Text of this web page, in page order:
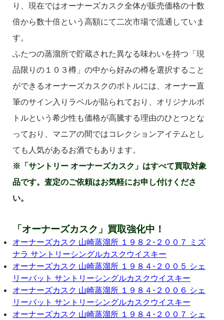
り、現在ではオーナーズカスク全体が販売価格の十数
倍から数十倍という高額にて二次市場で流通していま
す。
ふたつの蒸溜所で貯蔵された異なる味わいを持つ「現
品限りの１０３樽」の中から好みの樽を選択すること
ができるオーナーズカスクのボトルには、オーナー直
筆のサイン入りラベルが貼られており、オリジナルボ
トルという希少性も価格が高騰する理由のひとつとな
っており、マニアの間ではコレクションアイテムとし
ても人気があるお酒でもあります。
※「サントリー オーナーズカスク」はすべて買取対象
品です。査定のご依頼はお気軽にお申し付けくださ
い。
「オーナーズカスク」買取強化中！
オーナーズカスク 山崎蒸溜所 １９８２-２００７ ミズ
ナラ サントリーシングルカスクウイスキー
オーナーズカスク 山崎蒸溜所 １９８４-２００５ シェ
リーバット サントリーシングルカスクウイスキー
オーナーズカスク 山崎蒸溜所 １９８４-２００６ シェ
リーバット サントリーシングルカスクウイスキー
オーナーズカスク 山崎蒸溜所 １９８４-２００７ シェ